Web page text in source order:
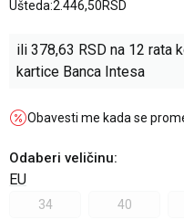
Ušteda:2.446,50RSD
ili 378,63 RSD na 12 rata
kartice Banca Intesa
Obavesti me kada se
Odaberi veličinu:
EU
34
40